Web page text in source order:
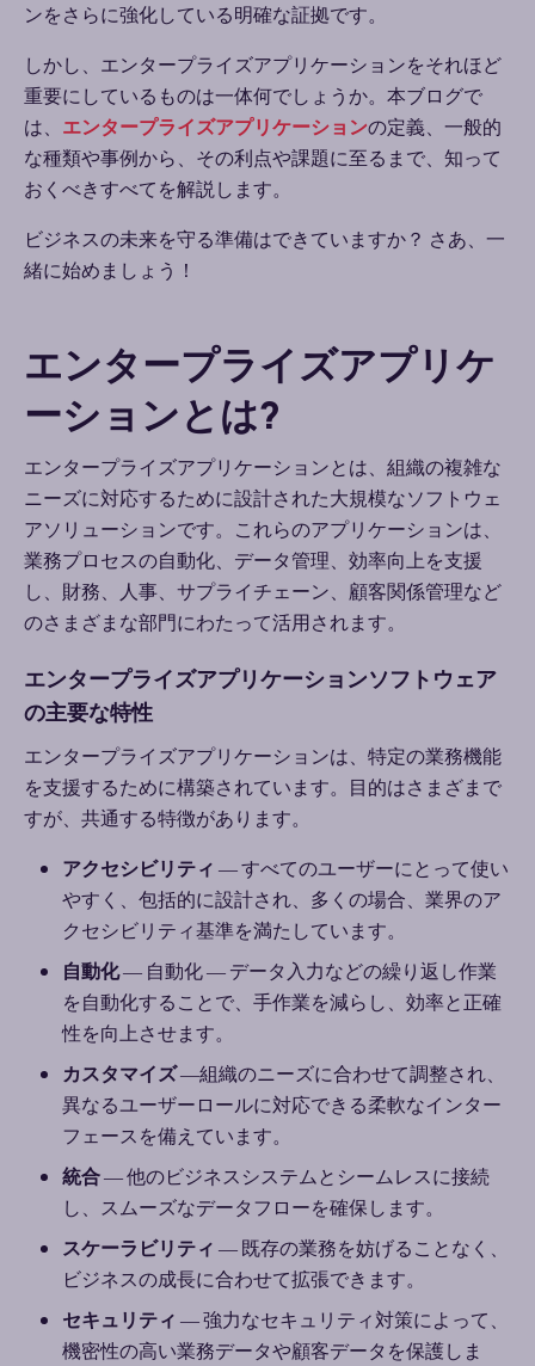
ンをさらに強化している明確な証拠です。
しかし、エンタープライズアプリケーションをそれほど
重要にしているものは一体何でしょうか。本ブログで
は、 エンタープライズアプリケーションの定義、一般的
な種類や事例から、その利点や課題に至るまで、知って
おくべきすべてを解説します。
ビジネスの未来を守る準備はできていますか？ さあ、一
緒に始めましょう！
エンタープライズアプリケ
ーションとは?
エンタープライズアプリケーションとは、組織の複雑な
ニーズに対応するために設計された大規模なソフトウェ
アソリューションです。これらのアプリケーションは、
業務プロセスの自動化、データ管理、効率向上を支援
し、財務、人事、サプライチェーン、顧客関係管理など
のさまざまな部門にわたって活用されます。
エンタープライズアプリケーションソフトウェア
の主要な特性
エンタープライズアプリケーションは、特定の業務機能
を支援するために構築されています。目的はさまざまで
すが、共通する特徴があります。
アクセシビリティ ―すべてのユーザーにとって使い
やすく、包括的に設計され、多くの場合、業界のア
クセシビリティ基準を満たしています。
自動化― 自動化―データ入力などの繰り返し作業
を自動化することで、手作業を減らし、効率と正確
性を向上させます。
カスタマイズ―組織のニーズに合わせて調整され、
異なるユーザーロールに対応できる柔軟なインター
フェースを備えています。
統合―他のビジネスシステムとシームレスに接続
し、スムーズなデータフローを確保します。
スケーラビリティ ―既存の業務を妨げることなく、
ビジネスの成長に合わせて拡張できます。
セキュリティ ―強力なセキュリティ対策によって、
機密性の高い業務データや顧客データを保護しま